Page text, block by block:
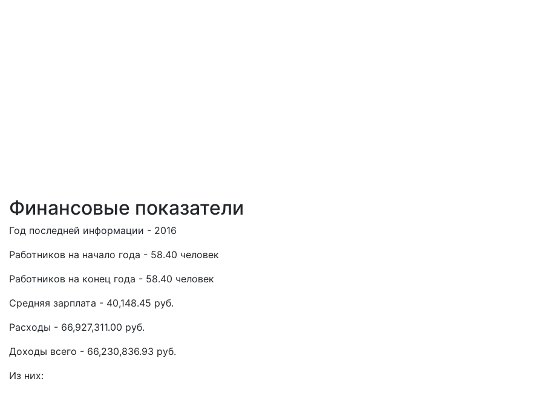
Финансовые показатели
Год последней информации - 2016
Работников на начало года - 58.40 человек
Работников на конец года - 58.40 человек
Средняя зарплата - 40,148.45 руб.
Расходы - 66,927,311.00 руб.
Доходы всего - 66,230,836.93 руб.
Из них: